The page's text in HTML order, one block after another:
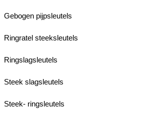
Gebogen pijpsleutels
Ringratel steeksleutels
Ringslagsleutels
Steek slagsleutels
Steek- ringsleutels